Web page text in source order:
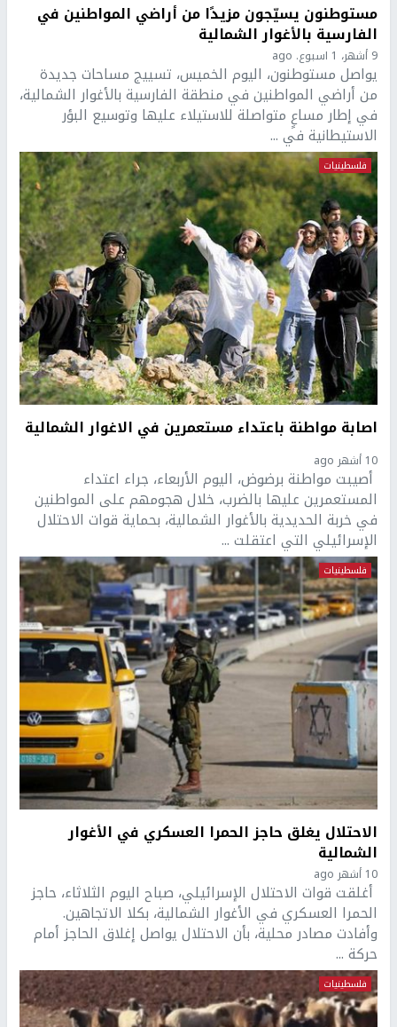
مستوطنون يسيّجون مزيدًا من أراضي المواطنين في
الفارسية بالأغوار الشمالية
9 أشهر، 1 اسبوع. ago
يواصل مستوطنون، اليوم الخميس، تسييج مساحات جديدة
من أراضي المواطنين في منطقة الفارسية بالأغوار الشمالية،
في إطار مساعٍ متواصلة للاستيلاء عليها وتوسيع البؤر
الاستيطانية في ...
فلسطينيات
اصابة مواطنة باعتداء مستعمرين في الاغوار الشمالية
10 أشهر ago
أصيبت مواطنة برضوض، اليوم الأربعاء، جراء اعتداء
المستعمرين عليها بالضرب، خلال هجومهم على المواطنين
في خربة الحديدية بالأغوار الشمالية، بحماية قوات الاحتلال
الإسرائيلي التي اعتقلت ...
فلسطينيات
الاحتلال يغلق حاجز الحمرا العسكري في الأغوار
الشمالية
10 أشهر ago
أغلقت قوات الاحتلال الإسرائيلي، صباح اليوم الثلاثاء، حاجز
الحمرا العسكري في الأغوار الشمالية، بكلا الاتجاهين.
وأفادت مصادر محلية، بأن الاحتلال يواصل إغلاق الحاجز أمام
حركة ...
فلسطينيات